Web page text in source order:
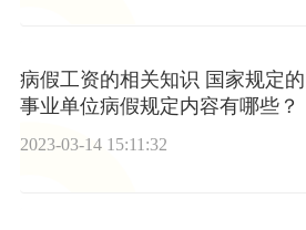
病假工资的相关知识 国家规定的
事业单位病假规定内容有哪些？
2023-03-14 15:11:32